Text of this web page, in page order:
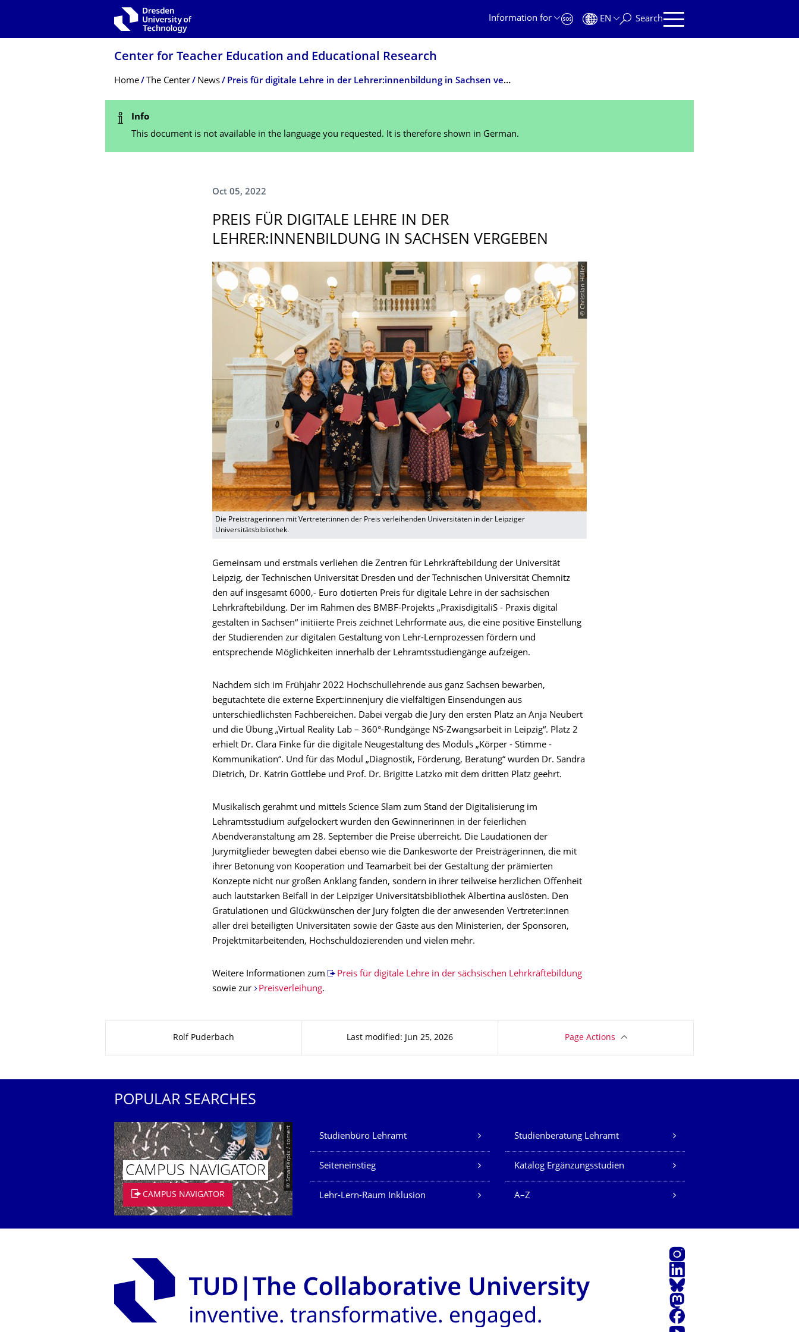
Information for
EN Search
Center for Teacher Education and Educational Research
Breadcrumb Menu
Home The Center News Preis für digitale Lehre in der Lehrer:innenbildung in Sachsen vergeben
Status Message
Info
This document is not available in the language you requested. It is therefore shown in German.
Oct 05, 2022
PREIS FÜR DIGITALE LEHRE IN DER
LEHRER:INNENBILDUNG IN SACHSEN VERGEBEN
© Christian Hüller
Die Preisträgerinnen mit Vertreter:innen der Preis verleihenden Universitäten in der Leipziger
Universitätsbibliothek.
Gemeinsam und erstmals verliehen die Zentren für Lehrkräftebildung der Universität
Leipzig, der Technischen Universität Dresden und der Technischen Universität Chemnitz
den auf insgesamt 6000,- Euro dotierten Preis für digitale Lehre in der sächsischen
Lehrkräftebildung. Der im Rahmen des BMBF-Projekts „PraxisdigitaliS - Praxis digital
gestalten in Sachsen“ initiierte Preis zeichnet Lehrformate aus, die eine positive Einstellung
der Studierenden zur digitalen Gestaltung von Lehr-Lernprozessen fördern und
entsprechende Möglichkeiten innerhalb der Lehramtsstudiengänge aufzeigen.
Nachdem sich im Frühjahr 2022 Hochschullehrende aus ganz Sachsen bewarben,
begutachtete die externe Expert:innenjury die vielfältigen Einsendungen aus
unterschiedlichsten Fachbereichen. Dabei vergab die Jury den ersten Platz an Anja Neubert
und die Übung „Virtual Reality Lab – 360°-Rundgänge NS-Zwangsarbeit in Leipzig“. Platz 2
erhielt Dr. Clara Finke für die digitale Neugestaltung des Moduls „Körper - Stimme -
Kommunikation“. Und für das Modul „Diagnostik, Förderung, Beratung“ wurden Dr. Sandra
Dietrich, Dr. Katrin Gottlebe und Prof. Dr. Brigitte Latzko mit dem dritten Platz geehrt.
Musikalisch gerahmt und mittels Science Slam zum Stand der Digitalisierung im
Lehramtsstudium aufgelockert wurden den Gewinnerinnen in der feierlichen
Abendveranstaltung am 28. September die Preise überreicht. Die Laudationen der
Jurymitglieder bewegten dabei ebenso wie die Dankesworte der Preisträgerinnen, die mit
ihrer Betonung von Kooperation und Teamarbeit bei der Gestaltung der prämierten
Konzepte nicht nur großen Anklang fanden, sondern in ihrer teilweise herzlichen Offenheit
auch lautstarken Beifall in der Leipziger Universitätsbibliothek Albertina auslösten. Den
Gratulationen und Glückwünschen der Jury folgten die der anwesenden Vertreter:innen
aller drei beteiligten Universitäten sowie der Gäste aus den Ministerien, der Sponsoren,
Projektmitarbeitenden, Hochschuldozierenden und vielen mehr.
Weitere Informationen zum
Preis für digitale Lehre in der sächsischen Lehrkräftebildung
sowie zur
Preisverleihung.
Rolf Puderbach Last modified: Jun 25, 2026 Page Actions
POPULAR SEARCHES
© Smarterpix / tomert
CAMPUS NAVIGATOR
CAMPUS NAVIGATOR
Our Services
Studienbüro Lehramt Studienberatung Lehramt
Seiteneinstieg Katalog Ergänzungsstudien
Lehr-Lern-Raum Inklusion A–Z
Instagram
LinkedIn
Bluesky
Mastodon
Facebook
YouTube